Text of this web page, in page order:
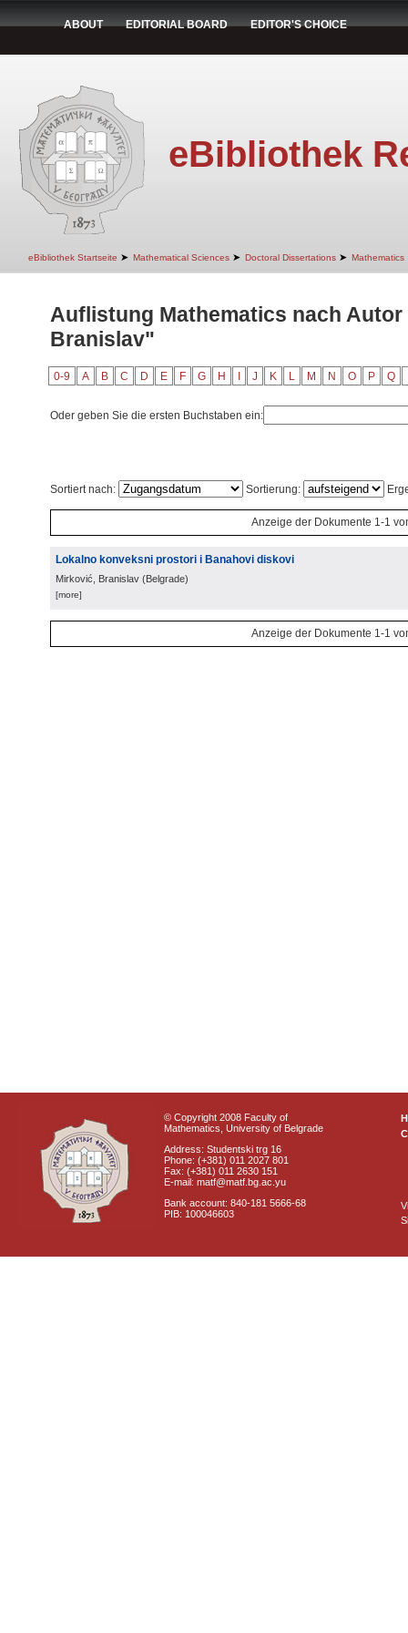
ABOUT EDITORIAL BOARD EDITOR'S CHOICE
eBibliothek
eBibliothek Startseite ➤ Mathematical Sciences ➤ Doctoral Dissertations ➤ Mathematics
Auflistung Mathematics nach
Branislav"
0-9 A B C D E F G H J K L M N O P Q
Oder geben Sie die ersten Buchstaben ein:
Sortiert nach: Sortierung:
Anzeige der Dokumente 1-1
Lokalno konveksni prostori i Banahovi diskovi
Mirković, Branislav (Belgrade)
[more]
Anzeige der Dokumente 1-1
© Copyright 2008 Faculty of
Mathematics, University of Belgrade
Address: Studentski trg 16
Phone: (+381) 011 2027 801
Fax: (+381) 011 2630 151
E-mail: matf@matf.bg.ac.yu
Bank account: 840-181 5666-68
PIB: 100046603